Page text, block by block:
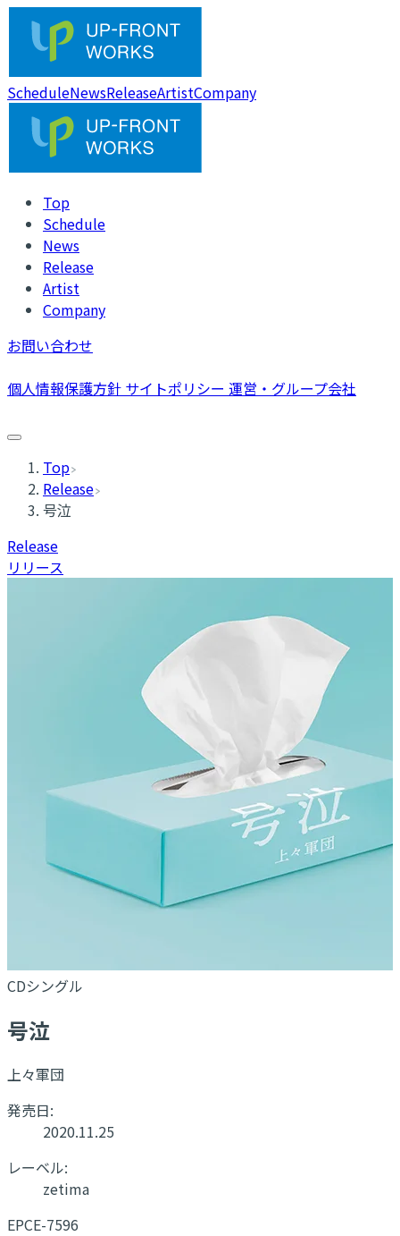
ScheduleNewsReleaseArtistCompany
Top
Schedule
News
Release
Artist
Company
お問い合わせ
個人情報保護方針 サイトポリシー 運営・グループ会社
Top
Release
号泣
Release
リリース
CDシングル
号泣
上々軍団
発売日:
2020.11.25
レーベル:
zetima
EPCE-7596